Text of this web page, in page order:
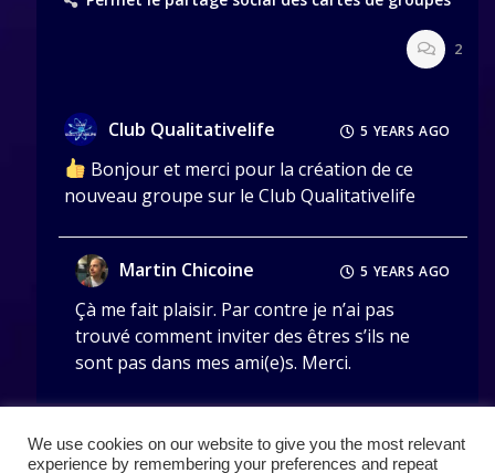
2
Club Qualitativelife 5 YEARS AGO
Bonjour et merci pour la création de ce
nouveau groupe sur le Club Qualitativelife
Martin Chicoine 5 YEARS AGO
Çà me fait plaisir. Par contre je n’ai pas
trouvé comment inviter des êtres s’ils ne
sont pas dans mes ami(e)s. Merci.
Load More Posts
We use cookies on our website to give you the most relevant
experience by remembering your preferences and repeat